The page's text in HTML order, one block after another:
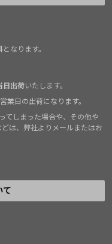
となります。
日出荷いたします。
業日の出荷になります。
てしまった場合や、その他や
は、弊社よりメールまたはお
て